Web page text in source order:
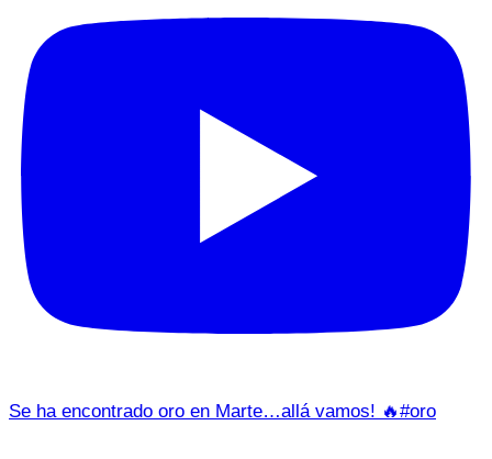
Se ha encontrado oro en Marte…allá vamos! 🔥#oro